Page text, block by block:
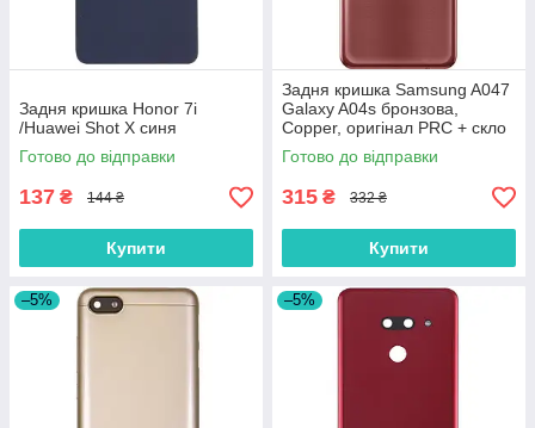
Задня кришка Honor 7i
/Huawei Shot X синя
Готово до відправки
137 ₴ 144 ₴
Купити
Задня кришка Samsung A047
Galaxy A04s бронзова,
Copper, оригінал PRC + скло
камери
Готово до відправки
315 ₴ 332 ₴
Купити
–5% –5%